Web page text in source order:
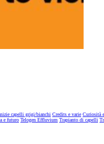
capelli grigi/bianchi Credits e varie Curiosità
e futuro Telogen Effluvium Trapianto di capelli